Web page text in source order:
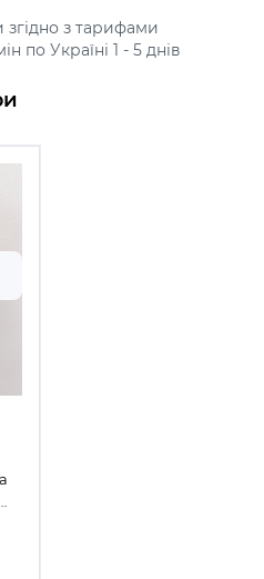
згідно з тарифами
по Україні 1 - 5 днів